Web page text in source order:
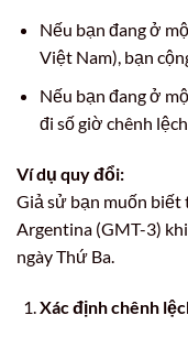
Nếu bạn đang ở
Việt Nam), bạn
Nếu bạn đang ở
đi số giờ chênh
Ví dụ quy đổi:
Giả sử bạn muốn biết
Argentina (GMT-3)
ngày Thứ Ba.
Xác định chênh